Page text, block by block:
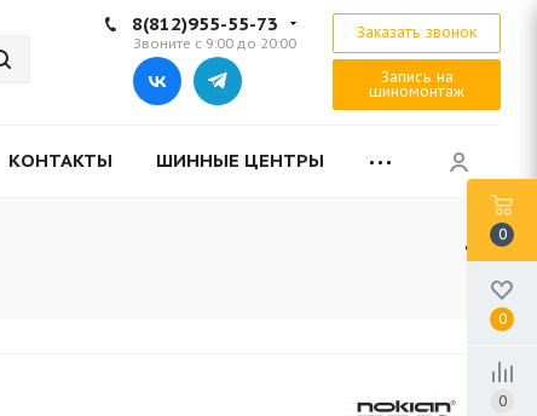
8(812)955-55-73
Звоните с 9:00 до 20:00
Заказать звонок
Запись на
шиномонтаж
КОНТАКТЫ ШИННЫЕ ЦЕНТРЫ
0
0
0